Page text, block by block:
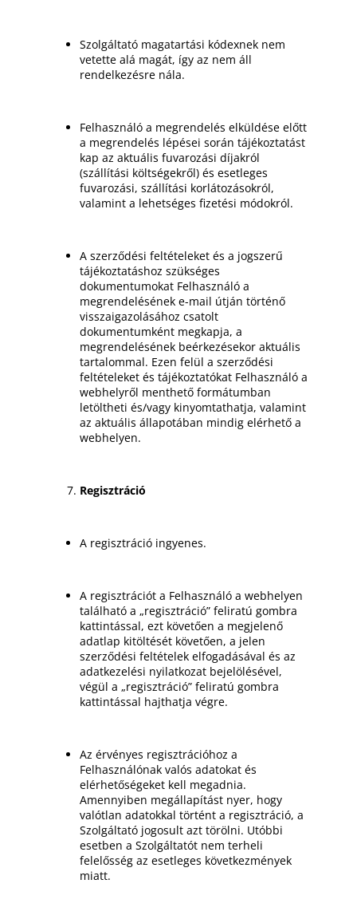
Szolgáltató magatartási kódexnek nem
vetette alá magát, így az nem áll
rendelkezésre nála.
Felhasználó a megrendelés elküldése előtt
a megrendelés lépései során tájékoztatást
kap az aktuális fuvarozási díjakról
(szállítási költségekről) és esetleges
fuvarozási, szállítási korlátozásokról,
valamint a lehetséges fizetési módokról.
A szerződési feltételeket és a jogszerű
tájékoztatáshoz szükséges
dokumentumokat Felhasználó a
megrendelésének e-mail útján történő
visszaigazolásához csatolt
dokumentumként megkapja, a
megrendelésének beérkezésekor aktuális
tartalommal. Ezen felül a szerződési
feltételeket és tájékoztatókat Felhasználó a
webhelyről menthető formátumban
letöltheti és/vagy kinyomtathatja, valamint
az aktuális állapotában mindig elérhető a
webhelyen.
Regisztráció
A regisztráció ingyenes.
A regisztrációt a Felhasználó a webhelyen
található a „regisztráció” feliratú gombra
kattintással, ezt követően a megjelenő
adatlap kitöltését követően, a jelen
szerződési feltételek elfogadásával és az
adatkezelési nyilatkozat bejelölésével,
végül a „regisztráció” feliratú gombra
kattintással hajthatja végre.
Az érvényes regisztrációhoz a
Felhasználónak valós adatokat és
elérhetőségeket kell megadnia.
Amennyiben megállapítást nyer, hogy
valótlan adatokkal történt a regisztráció, a
Szolgáltató jogosult azt törölni. Utóbbi
esetben a Szolgáltatót nem terheli
felelősség az esetleges következmények
miatt.